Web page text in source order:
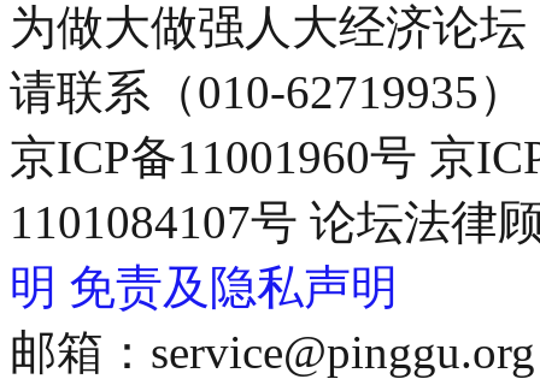
为做大做强人大经济论
请联系（010-62719935）
京ICP备11001960号 京
1101084107号 论坛法律
明 免责及隐私声明
邮箱：service@pinggu.org